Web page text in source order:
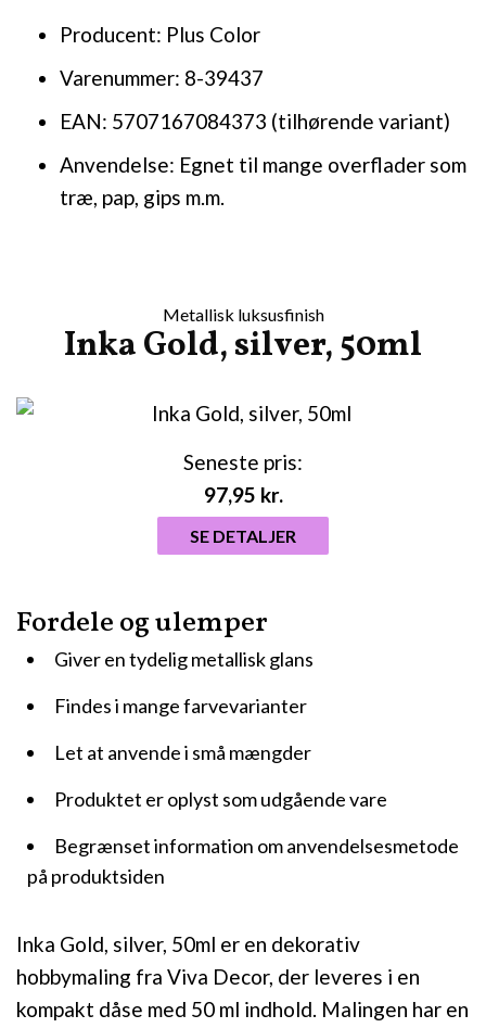
Producent: Plus Color
Varenummer: 8-39437
EAN: 5707167084373 (tilhørende variant)
Anvendelse: Egnet til mange overflader som
træ, pap, gips m.m.
Metallisk luksusfinish
Inka Gold, silver, 50ml
Inka Gold, silver, 50ml er en dekorativ
hobbymaling fra Viva Decor, der leveres i en
kompakt dåse med 50 ml indhold. Malingen har en
Fordele og ulemper
Giver en tydelig metallisk glans
Findes i mange farvevarianter
Let at anvende i små mængder
Produktet er oplyst som udgående vare
Begrænset information om anvendelsesmetode
på produktsiden
Seneste pris:
97,95 kr.
SE DETALJER